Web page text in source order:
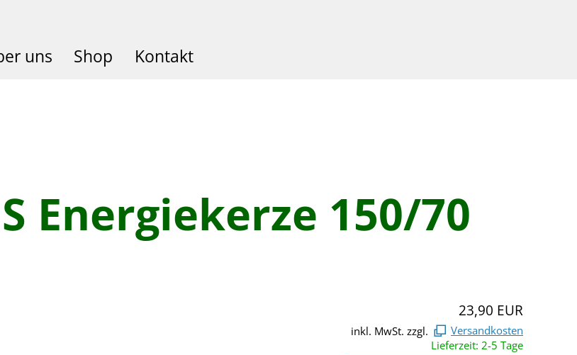
uns Shop Kontakt
Energiekerze 150/70
23,90 EUR
inkl. MwSt. zzgl.
Versandkosten
Lieferzeit: 2-5 Tage